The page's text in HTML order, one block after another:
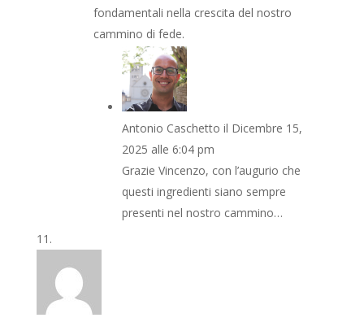
fondamentali nella crescita del nostro
cammino di fede.
Antonio Caschetto il Dicembre 15,
2025 alle 6:04 pm
Grazie Vincenzo, con l’augurio che
questi ingredienti siano sempre
presenti nel nostro cammino…